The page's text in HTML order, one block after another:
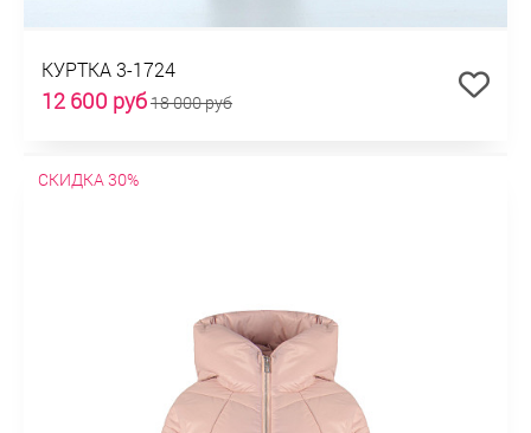
КУРТКА 3-1724
12 600 руб18 000 руб
СКИДКА 30%